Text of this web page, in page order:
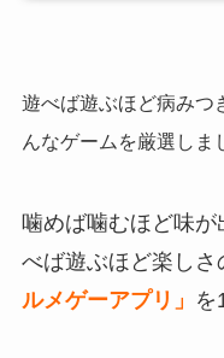
遊べば遊ぶほど病みつ
んなゲームを厳選しま
噛めば噛むほど味
べば遊ぶほど楽し
ルメゲーアプリ」 を